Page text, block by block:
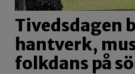
Tivedsdagen
hantverk,
folkdans på